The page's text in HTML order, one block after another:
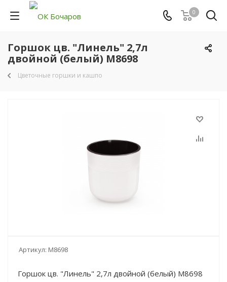
0
Горшок цв. "Линель" 2,7л
двойной (белый) М8698
Цветочные горшки и кашпо
Артикул: М8698
Горшок цв. "Линель" 2,7л двойной (белый) М8698